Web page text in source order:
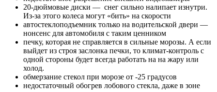
20-дюймовые диски — снег сильно налипает изнутри.
Из-за этого колеса могут «бить» на скорости
автостеклоподъемник только на водительской двери —
нонсенс для автомобиля с таким ценником
печку, которая не справляется в сильные морозы. А если
выйдет из строя заслонка печки, то климат-контроль с
одной стороны будет всегда работать на на жару или
холод.
обмерзание стекол при морозе от -25 градусов
недостаточный обогрев лобового стекла, даже в зоне